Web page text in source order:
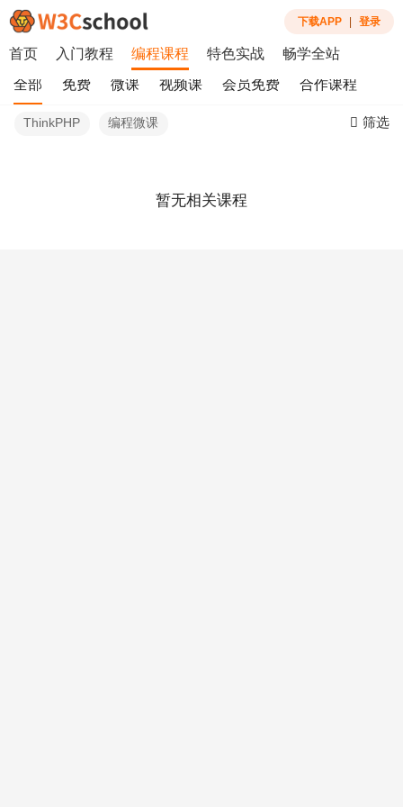
下载APP 登录
首页 入门教程 编程课程 特色实战 畅学全站
全部 免费 微课 视频课 会员免费 合作课程
ThinkPHP 编程微课 筛选
暂无相关课程